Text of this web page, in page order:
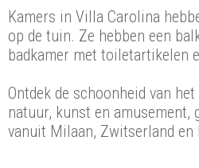
Kamers in Villa Carolina
op de tuin. Ze hebben een
badkamer met toiletartikelen
Ontdek de schoonheid van
natuur, kunst en amusement,
vanuit Milaan, Zwitserland en